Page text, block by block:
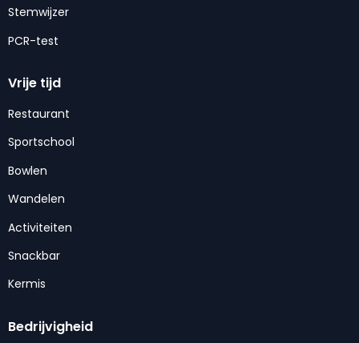
Stemwijzer
PCR-test
Vrije tijd
Restaurant
Sportschool
Bowlen
Wandelen
Activiteiten
Snackbar
Kermis
Bedrijvigheid